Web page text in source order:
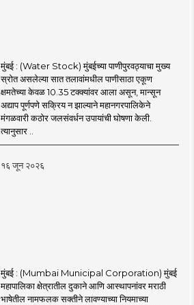
मुंबई : (Water Stock) मुंबईच्या पाणीपुरवठ्याचा मुख्य
स्रोत असलेल्या सात तलावांमधील पाणीसाठा एकूण
क्षमतेच्या केवळ 10.35 टक्क्यांवर आला असून, मान्सून
अद्याप पूर्णपणे सक्रिय न झाल्याने महानगरपालिकेने
मंगळवारी कठोर जलसंवर्धन उपायांची घोषणा केली.
त्यानुसार ..
१६ जून २०२६
मुंबई : (Mumbai Municipal Corporation) मुंबई
महापालिका क्षेत्रातील दुकाने आणि आस्थापनांवर मराठी
भाषेतील नामफलक सक्तीने लावण्याच्या नियमाच्या